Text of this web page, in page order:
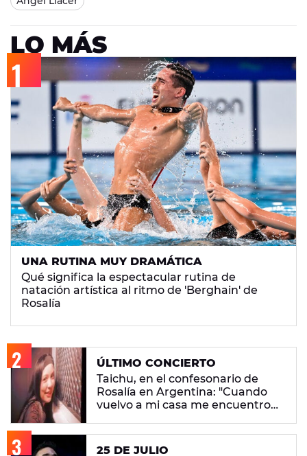
LO MÁS
UNA RUTINA MUY DRAMÁTICA
Qué significa la espectacular rutina de
natación artística al ritmo de 'Berghain' de
Rosalía
ÚLTIMO CONCIERTO
Taichu, en el confesonario de
Rosalía en Argentina: "Cuando
vuelvo a mi casa me encuentro
25 DE JULIO